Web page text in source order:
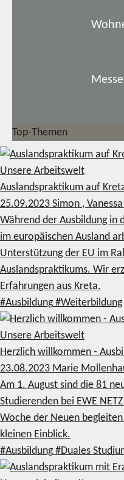
Top-Themen
Unsere Arbeitswelt
Auslandspraktikum auf
25.09.2023 Simon , Vanessa
Während der Ausbildung in
im europäischen Ausland
Unterstützung der EU im
Auslandspraktikums. Wir
Erfahrungen aus Kreta.
#Ausbildung #Weiterbildung
Unsere Arbeitswelt
Herzlich willkommen -
23.08.2023 Marie
Am 1. August sind die 81
Studierenden bei EWE
Woche der Neuen
kleinen Einblick.
#Ausbildung #Duales